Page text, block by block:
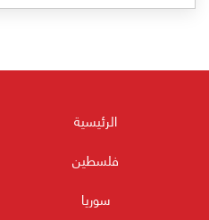
الرئيسية
فلسطين
سوريا